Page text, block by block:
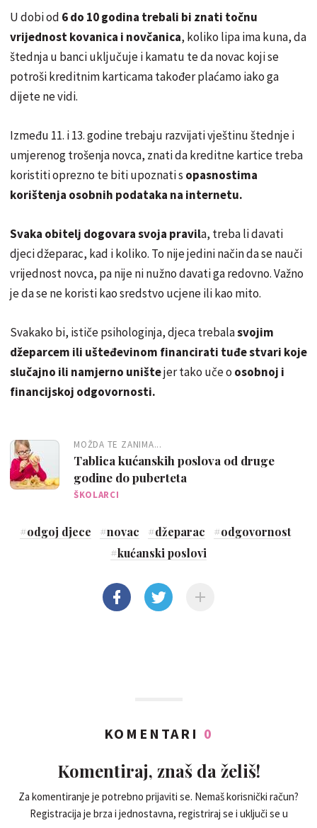
U dobi od 6 do 10 godina trebali bi znati točnu
vrijednost kovanica i novčanica, koliko lipa ima kuna, da
štednja u banci uključuje i kamatu te da novac koji se
potroši kreditnim karticama također plaćamo iako ga
dijete ne vidi.
Između 11. i 13. godine trebaju razvijati vještinu štednje i
umjerenog trošenja novca, znati da kreditne kartice treba
koristiti oprezno te biti upoznati s opasnostima
korištenja osobnih podataka na internetu.
Svaka obitelj dogovara svoja pravila, treba li davati
djeci džeparac, kad i koliko. To nije jedini način da se nauči
vrijednost novca, pa nije ni nužno davati ga redovno. Važno
je da se ne koristi kao sredstvo ucjene ili kao mito.
Svakako bi, ističe psihologinja, djeca trebalasvojim
džeparcem ili ušteđevinom financirati tuđe stvari koje
slučajno ili namjerno uništejer tako uče o osobnoj i
financijskoj odgovornosti.
MOŽDA TE ZANIMA...
Tablica kućanskih poslova od druge
godine do puberteta
ŠKOLARCI
#odgoj djece #novac #džeparac #odgovornost
#kućanski poslovi
KOMENTARI 0
Komentiraj, znaš da želiš!
Za komentiranje je potrebno prijaviti se. Nemaš korisnički račun?
Registracija je brza i jednostavna, registriraj se i uključi se u